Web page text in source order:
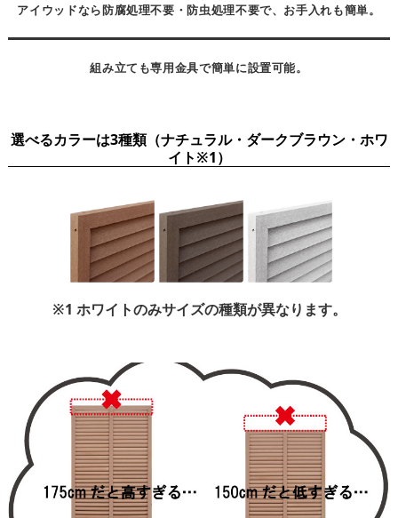
アイウッドなら防腐処理不要・防虫処理不要で、お手入れも簡単。
組み立ても専用金具で簡単に設置可能。
選べるカラーは3種類（ナチュラル・ダークブラウン・ホワ
イト※1）
※1 ホワイトのみサイズの種類が異なります。